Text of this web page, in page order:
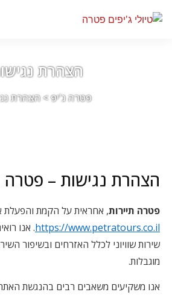
הצהרת
פטרה ג'יפ>הצהרת
הצהרת נגישות – פטרה
פטרה תיירות, אחראית על הקמת והפעלת
https://www.petratours.co.il. אנו
שירות שוויוני לכלל האזרחים ובשיפור
מוגבלות.
אנו משקיעים משאבים רבים בהנגשת האתר